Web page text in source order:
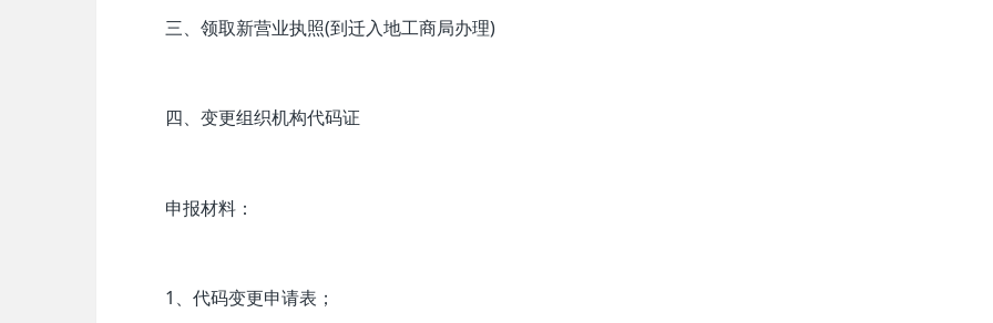
三、领取新营业执照(到迁入地工商局办理)
四、变更组织机构代码证
申报材料：
1、代码变更申请表；